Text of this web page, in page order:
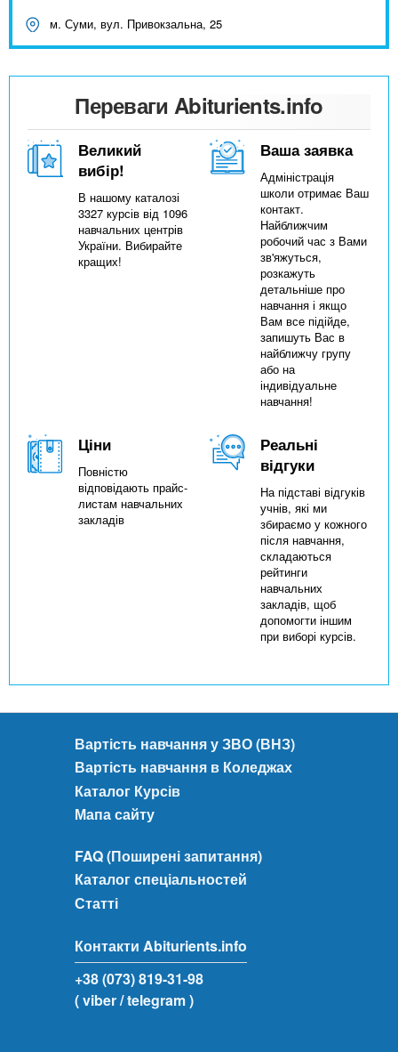
м. Суми, вул. Привокзальна, 25
Переваги Abiturients.info
Великий
вибір!
В нашому каталозі
3327 курсів від 1096
навчальних центрів
України. Вибирайте
кращих!
Ваша заявка
Адміністрація
школи отримає Ваш
контакт.
Найближчим
робочий час з Вами
зв'яжуться,
розкажуть
детальніше про
навчання і якщо
Вам все підійде,
запишуть Вас в
найближчу групу
або на
індивідуальне
навчання!
Ціни
Повністю
відповідають прайс-
листам навчальних
закладів
Реальні
відгуки
На підставі відгуків
учнів, які ми
збираємо у кожного
після навчання,
складаються
рейтинги
навчальних
закладів, щоб
допомогти іншим
при виборі курсів.
Вартість навчання у ЗВО (ВНЗ)
Вартість навчання в Коледжах
Каталог Курсів
Мапа сайту
FAQ (Поширені запитання)
Каталог спеціальностей
Статті
Контакти Abiturients.info
+38 (073) 819-31-98
( viber/ telegram )